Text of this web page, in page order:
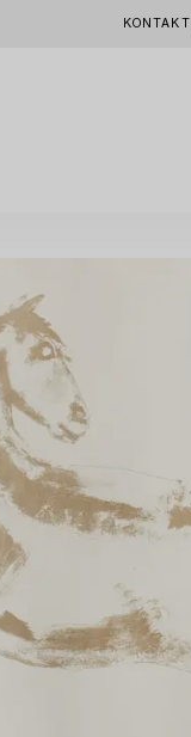
KONTAKT